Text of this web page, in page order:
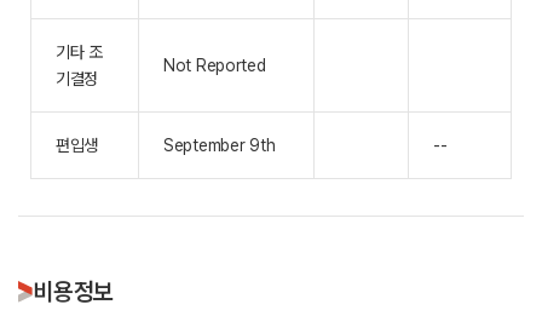
기타 조
기결정
Not Reported
편입생 September 9th --
비용정보